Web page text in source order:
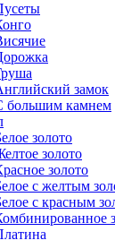
замок
большим камнем
золото
золото
золото
с желтым
с красным